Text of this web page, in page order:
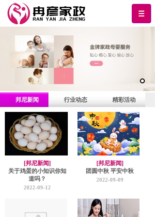
邦尼新闻 行业动态 精彩活动
[邦尼新闻]
关于鸡蛋的小知识你知
道吗？
2022-09-12
[邦尼新闻]
团圆中秋 平安中秋
2022-09-09